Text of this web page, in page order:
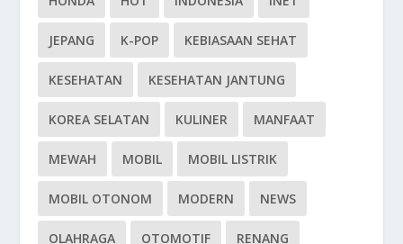
JEPANG K-POP KEBIASAAN SEHAT
KESEHATAN KESEHATAN JANTUNG
KOREA SELATAN KULINER MANFAAT
MEWAH MOBIL MOBIL LISTRIK
MOBIL OTONOM MODERN NEWS
OLAHRAGA OTOMOTIF RENANG